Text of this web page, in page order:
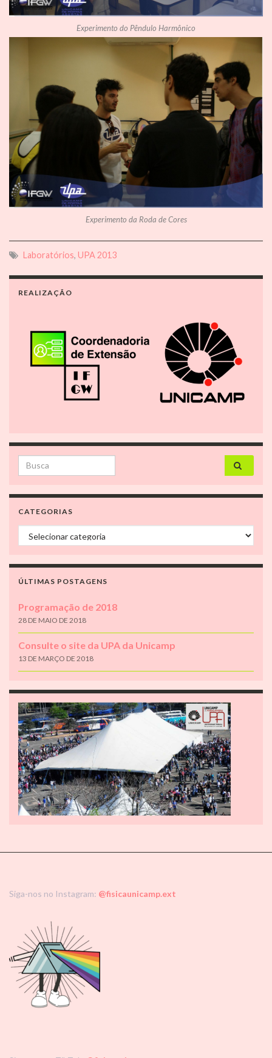
Experimento do Pêndulo Harmônico
Experimento da Roda de Cores
Laboratórios, UPA 2013
REALIZAÇÃO
Search for:
CATEGORIAS
Categorias
ÚLTIMAS POSTAGENS
Programação de 2018
28 DE MAIO DE 2018
Consulte o site da UPA da Unicamp
13 DE MARÇO DE 2018
Siga-nos no Instagram: @fisicaunicamp.ext